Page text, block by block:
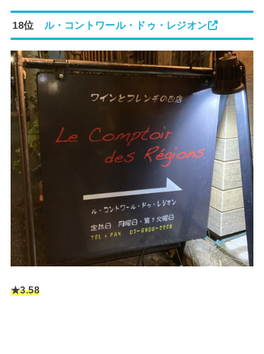
18位 ル・コントワール・ドゥ・レジオン
★3.58